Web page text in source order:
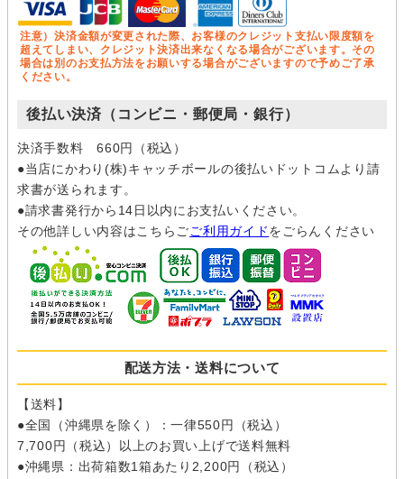
注意）決済金額が変更された際、お客様のクレジット支払い限度額を
超えてしまい、クレジット決済出来なくなる場合がございます。その
場合は別のお支払方法をお願いする場合がございますので予めご了承
ください。
後払い決済（コンビニ・郵便局・銀行）
決済手数料 660円（税込）
●当店にかわり(株)キャッチボールの後払いドットコムより請
求書が送られます。
●請求書発行から14日以内にお支払いください。
その他詳しい内容はこちらごご利用ガイドをごらんください
配送方法・送料について
【送料】
●全国（沖縄県を除く）：一律550円（税込）
7,700円（税込）以上のお買い上げで送料無料
●沖縄県：出荷箱数1箱あたり2,200円（税込）